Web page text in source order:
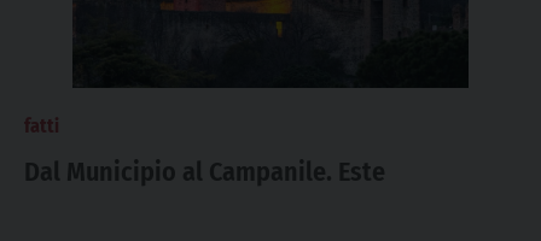
fatti
Dal Municipio al Campanile. Este